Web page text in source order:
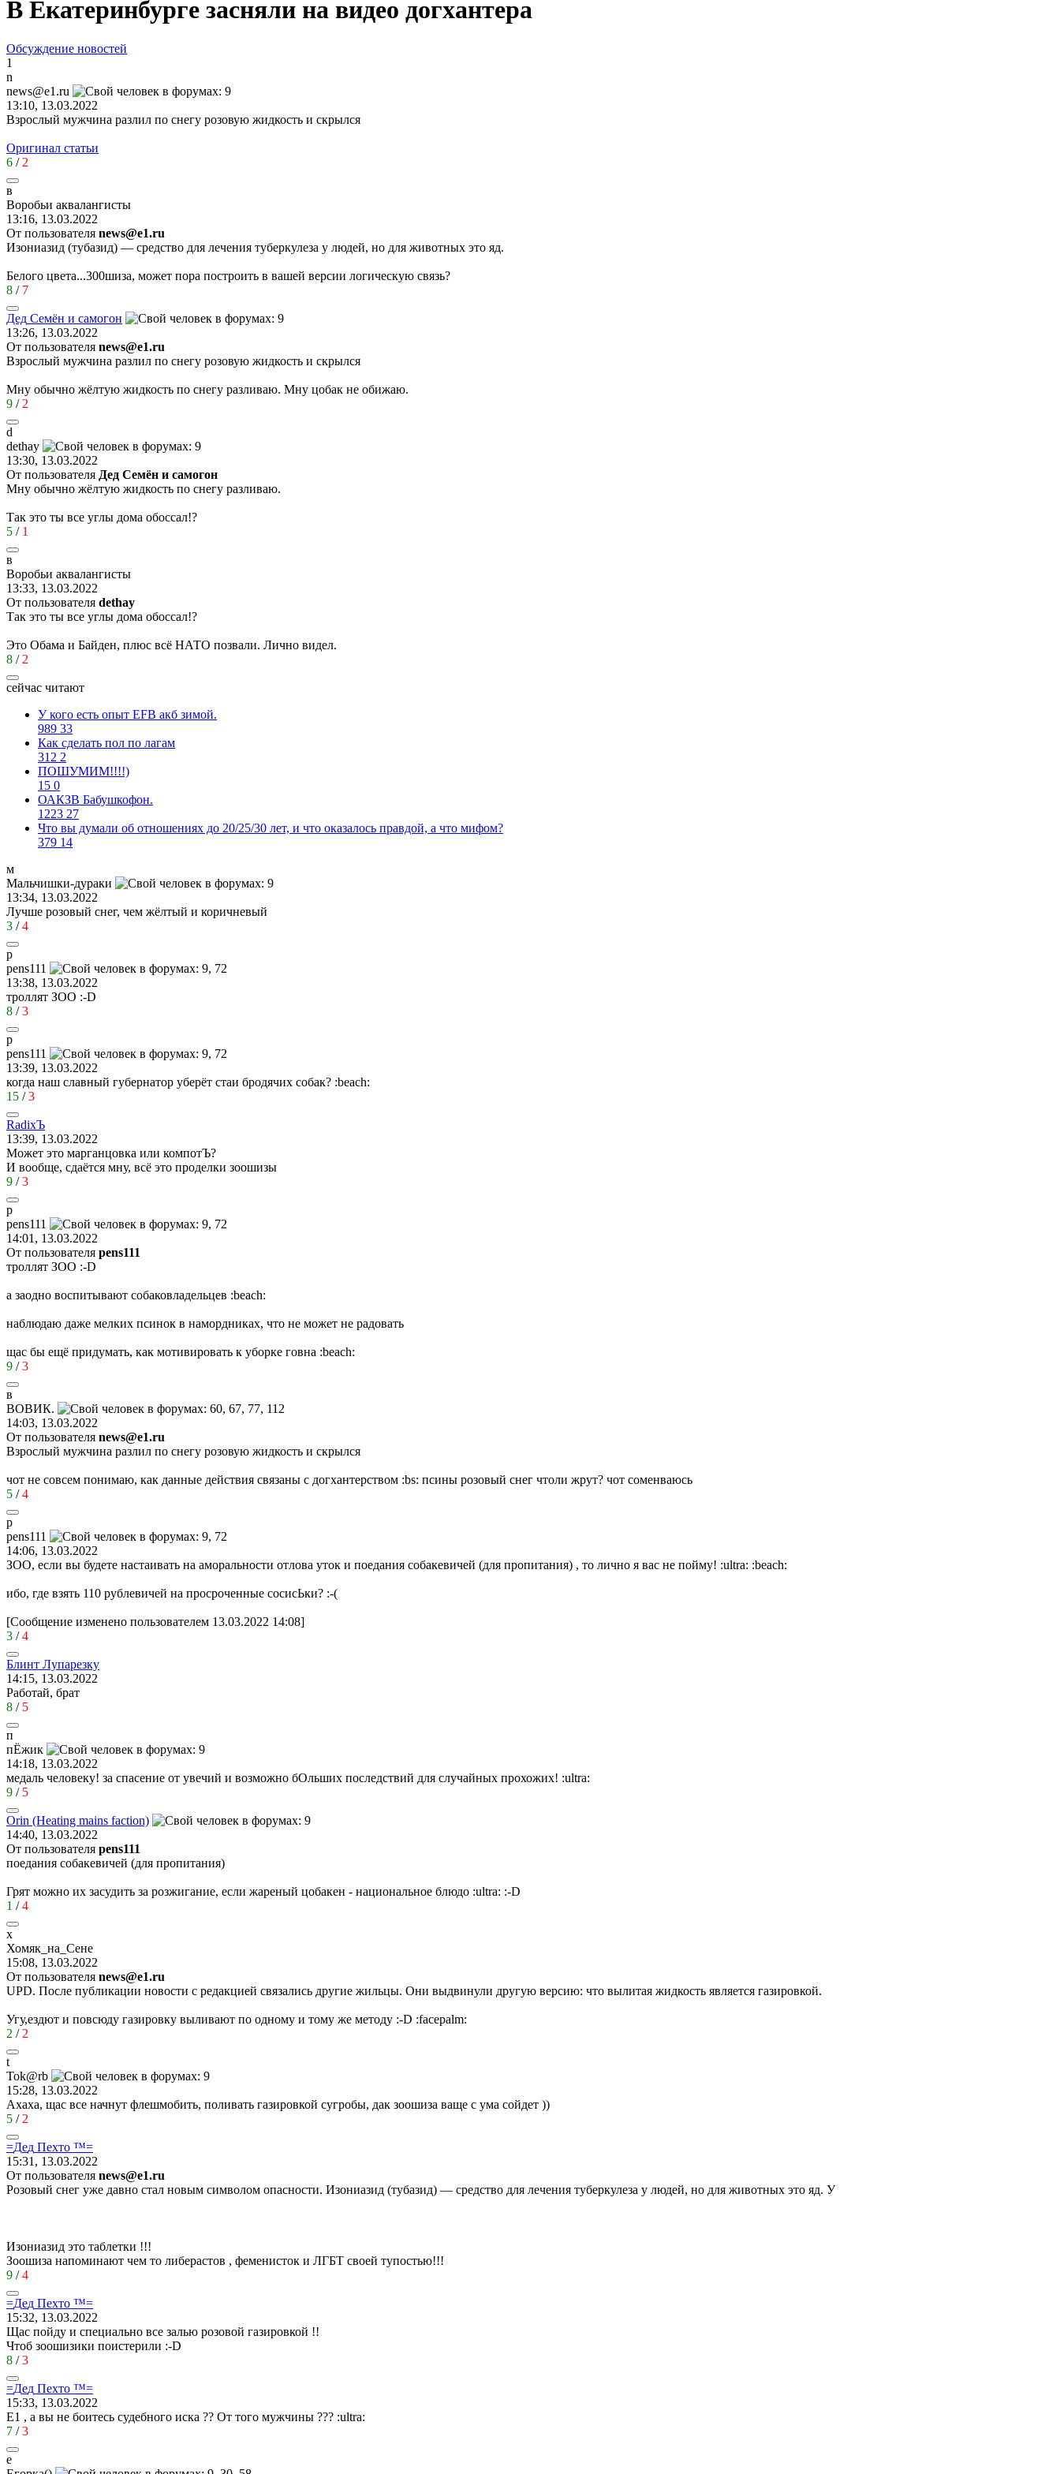
В Екатеринбурге засняли на видео догхантера
Обсуждение новостей
1
n
news@e1.ru
13:10, 13.03.2022
Взрослый мужчина разлил по снегу розовую жидкость и скрылся
Оригинал статьи
6 / 2
в
Воробьи аквалангисты
13:16, 13.03.2022
От пользователя news@e1.ru
Изониазид (тубазид) — средство для лечения туберкулеза у людей, но для животных это яд.
Белого цвета...300шиза, может пора построить в вашей версии логическую связь?
8 / 7
Дед Семён и самогон
13:26, 13.03.2022
От пользователя news@e1.ru
Взрослый мужчина разлил по снегу розовую жидкость и скрылся
Мну обычно жёлтую жидкость по снегу разливаю. Мну цобак не обижаю.
9 / 2
d
dethay
13:30, 13.03.2022
От пользователя Дед Семён и самогон
Мну обычно жёлтую жидкость по снегу разливаю.
Так это ты все углы дома обоссал!?
5 / 1
в
Воробьи аквалангисты
13:33, 13.03.2022
От пользователя dethay
Так это ты все углы дома обоссал!?
Это Обама и Байден, плюс всё НАТО позвали. Лично видел.
8 / 2
сейчас читают
У кого есть опыт EFB акб зимой.
989 33
Как сделать пол по лагам
312 2
ПОШУМИМ!!!!)
15 0
ОАКЗВ Бабушкофон.
1223 27
Что вы думали об отношениях до 20/25/30 лет, и что оказалось правдой, а что мифом?
379 14
м
Мальчишки-дураки
13:34, 13.03.2022
Лучше розовый снег, чем жёлтый и коричневый
3 /4
p
pens111
13:38, 13.03.2022
троллят ЗОО :-D
8 /3
p
pens111
13:39, 13.03.2022
когда наш славный губернатор уберёт стаи бродячих собак? :beach:
15 /3
RadixЪ
13:39, 13.03.2022
Может это марганцовка или компотЪ?
И вообще, сдаётся мну, всё это проделки зоошизы
9 /3
p
pens111
14:01, 13.03.2022
От пользователя pens111
троллят ЗОО :-D
а заодно воспитывают собаковладельцев :beach:
наблюдаю даже мелких псинок в намордниках, что не может не радовать
щас бы ещё придумать, как мотивировать к уборке говна :beach:
9 /3
в
ВОВИК.
14:03, 13.03.2022
От пользователя news@e1.ru
Взрослый мужчина разлил по снегу розовую жидкость и скрылся
чот не совсем понимаю, как данные действия связаны с догхантерством :bs: псины розовый снег чтоли жрут? чот соменваюсь
5 /4
p
pens111
14:06, 13.03.2022
ЗОО, если вы будете настаивать на аморальности отлова уток и поедания собакевичей (для пропитания) , то лично я вас не пойму! :ultra: :beach:
ибо, где взять 110 рублевичей на просроченные сосисЬки? :-(
[Сообщение изменено пользователем 13.03.2022 14:08]
3 /4
Блинт Лупарезку
14:15, 13.03.2022
Работай, брат
8 / 5
п
пЁжик
14:18, 13.03.2022
медаль человеку! за спасение от увечий и возможно бОльших последствий для случайных прохожих! :ultra:
9 / 5
Orin (Heating mains faction)
14:40, 13.03.2022
От пользователя pens111
поедания собакевичей (для пропитания)
Грят можно их засудить за розжигание, если жареный цобакен - национальное блюдо :ultra: :-D
1 /4
х
Хомяк на Сене
15:08, 13.03.2022
От пользователя news@e1.ru
UPD. После публикации новости с редакцией связались другие жильцы. Они выдвинули другую версию: что вылитая жидкость является газировкой.
Угу,ездют и повсюду газировку выливают по одному и тому же методу :-D :facepalm:
2 / 2
t
Tok@rb
15:28, 13.03.2022
Ахаха, щас все начнут флешмобить, поливать газировкой сугробы, дак зоошиза ваще с ума сойдет ))
5 / 2
=Дeд Пехтo ™=
15:31, 13.03.2022
От пользователя news@e1.ru
Розовый снег уже давно стал новым символом опасности. Изониазид (тубазид) — средство для лечения туберкулеза у людей, но для животных это яд. У
Изониазид это таблетки !!!
Зоошиза напоминают чем то либерастов , феменисток и ЛГБТ своей тупостью!!!
9 /4
=Дeд Пехтo ™=
15:32, 13.03.2022
Щас пойду и специально все залью розовой газировкой !!
Чтоб зоошизики поистерили :-D
8 /3
=Дeд Пехтo ™=
15:33, 13.03.2022
Е1 , а вы не боитесь судебного иска ?? От того мужчины ??? :ultra:
7 /3
е